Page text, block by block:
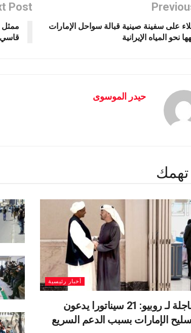
على سفينة صينية قبالة سواحل الإمارات
نحو المياه الإيرانية
Post
حيدر الموسوى
تهمك
أخبار رئيسية
رسالة عاجلة لـ روبيو: 21 سيناتورا يدعون
الإمارات بسبب الدعم السريع